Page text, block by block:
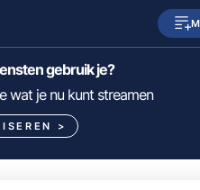
Prime Video
NPO Start
Pathé Thuis
gebruik je?
wat je nu kunt streamen
>